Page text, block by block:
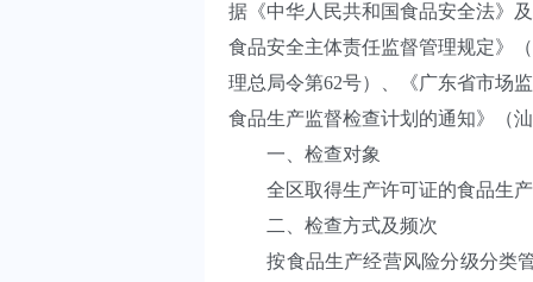
据《中华人民共和国食品安全法》
食品安全主体责任监督管理规定》
理总局令第62号）、《广东省市场
食品生产监督检查计划的通知》（
一、检查对象
全区取得生产许可证的食品生产
二、检查方式及频次
按食品生产经营风险分级分类管